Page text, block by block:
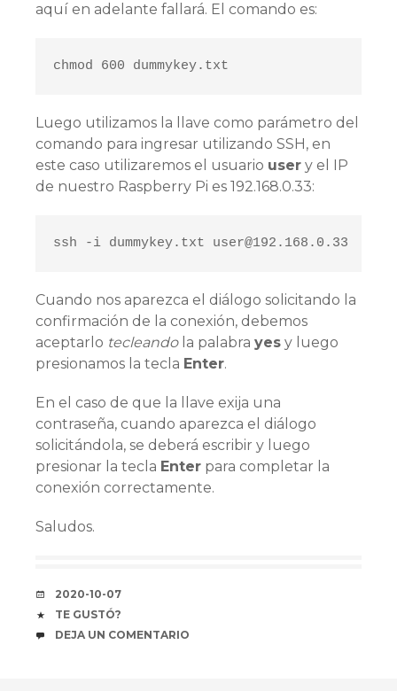
aquí en adelante fallará. El comando es:
chmod 600 dummykey.txt
Luego utilizamos la llave como parámetro del
comando para ingresar utilizando SSH, en
este caso utilizaremos el usuario user y el IP
de nuestro Raspberry Pi es 192.168.0.33:
ssh -i dummykey.txt user@192.168.0.33
Cuando nos aparezca el diálogo solicitando la
confirmación de la conexión, debemos
aceptarlo tecleandola palabra yes y luego
presionamos la tecla Enter.
En el caso de que la llave exija una
contraseña, cuando aparezca el diálogo
solicitándola, se deberá escribir y luego
presionar la tecla Enter para completar la
conexión correctamente.
Saludos.
FECHA
2020-10-07
COFFEE
TE GUSTÓ?
COMENTARIOS
DEJA UN COMENTARIO